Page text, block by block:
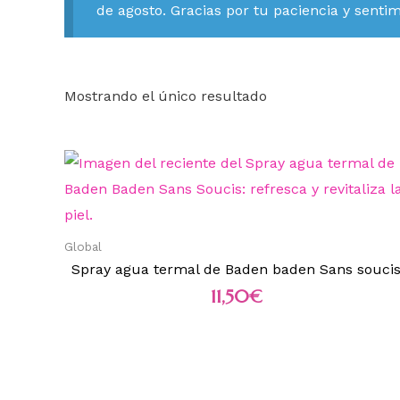
de agosto. Gracias por tu paciencia y
Mostrando el único resultado
Global
Spray agua termal de Baden baden Sans soucis
11,50€